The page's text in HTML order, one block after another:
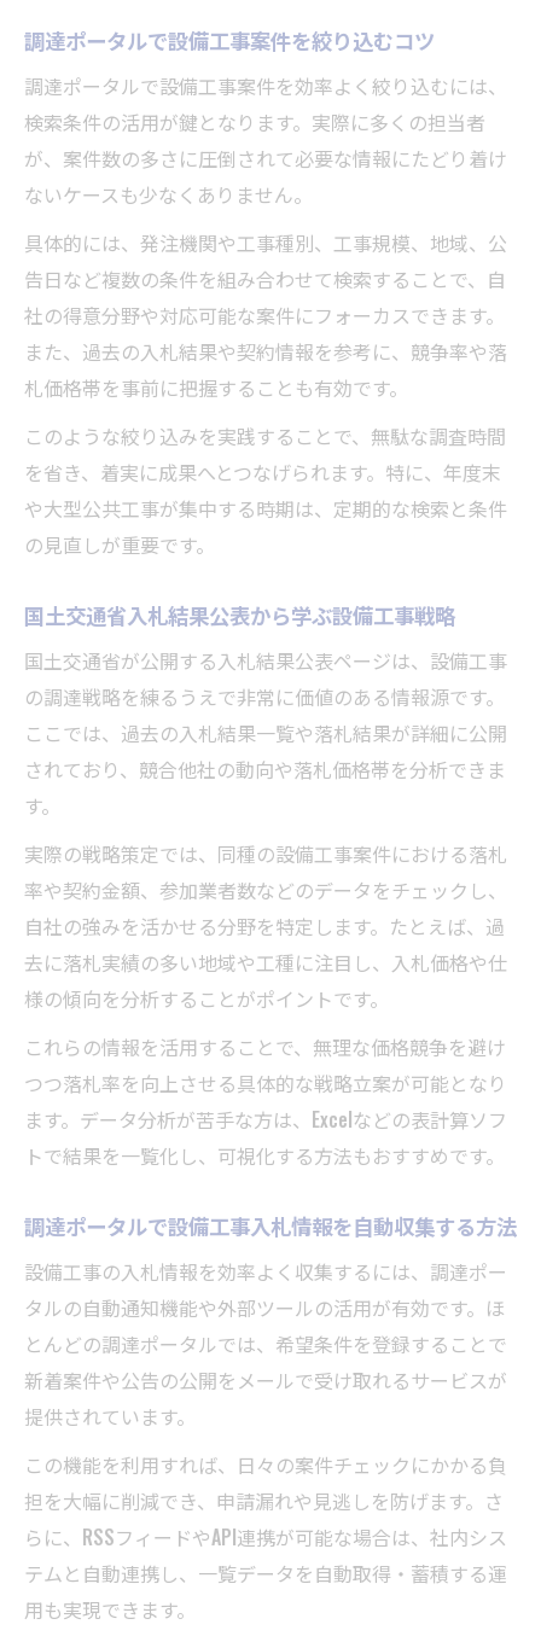
調達ポータルで設備工事案件を絞り込むコツ
調達ポータルで設備工事案件を効率よく絞り込むには、
検索条件の活用が鍵となります。実際に多くの担当者
が、案件数の多さに圧倒されて必要な情報にたどり着け
ないケースも少なくありません。
具体的には、発注機関や工事種別、工事規模、地域、公
告日など複数の条件を組み合わせて検索することで、自
社の得意分野や対応可能な案件にフォーカスできます。
また、過去の入札結果や契約情報を参考に、競争率や落
札価格帯を事前に把握することも有効です。
このような絞り込みを実践することで、無駄な調査時間
を省き、着実に成果へとつなげられます。特に、年度末
や大型公共工事が集中する時期は、定期的な検索と条件
の見直しが重要です。
国土交通省入札結果公表から学ぶ設備工事戦略
国土交通省が公開する入札結果公表ページは、設備工事
の調達戦略を練るうえで非常に価値のある情報源です。
ここでは、過去の入札結果一覧や落札結果が詳細に公開
されており、競合他社の動向や落札価格帯を分析できま
す。
実際の戦略策定では、同種の設備工事案件における落札
率や契約金額、参加業者数などのデータをチェックし、
自社の強みを活かせる分野を特定します。たとえば、過
去に落札実績の多い地域や工種に注目し、入札価格や仕
様の傾向を分析することがポイントです。
これらの情報を活用することで、無理な価格競争を避け
つつ落札率を向上させる具体的な戦略立案が可能となり
ます。データ分析が苦手な方は、Excelなどの表計算ソフ
トで結果を一覧化し、可視化する方法もおすすめです。
調達ポータルで設備工事入札情報を自動収集する方法
設備工事の入札情報を効率よく収集するには、調達ポー
タルの自動通知機能や外部ツールの活用が有効です。ほ
とんどの調達ポータルでは、希望条件を登録することで
新着案件や公告の公開をメールで受け取れるサービスが
提供されています。
この機能を利用すれば、日々の案件チェックにかかる負
担を大幅に削減でき、申請漏れや見逃しを防げます。さ
らに、RSSフィードやAPI連携が可能な場合は、社内シス
テムと自動連携し、一覧データを自動取得・蓄積する運
用も実現できます。